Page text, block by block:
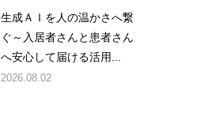
生成ＡＩを人の温かさへ繋
ぐ～入居者さんと患者さん
へ安心して届ける活用...
2026.08.02